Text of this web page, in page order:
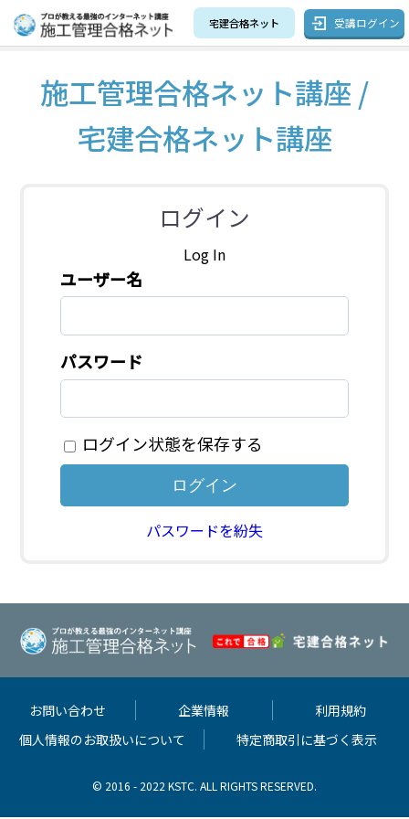
宅建合格ネット 受講ログイン
施工管理合格ネット講座 /
宅建合格ネット講座
ログイン
Log In
ユーザー名
パスワード
ログイン状態を保存する
パスワードを紛失
お問い合わせ 企業情報
利用規約
個人情報のお取扱いについて
特定商取引に基づく表示
© 2016 - 2022 KSTC. ALL RIGHTS RESERVED.